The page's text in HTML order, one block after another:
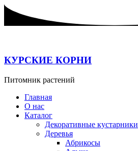
Перейти
содержимому
КУРСКИЕ КОРНИ
Питомник растений
Главная
О нас
Каталог
Декоративные кустарники
Деревья
Абрикосы